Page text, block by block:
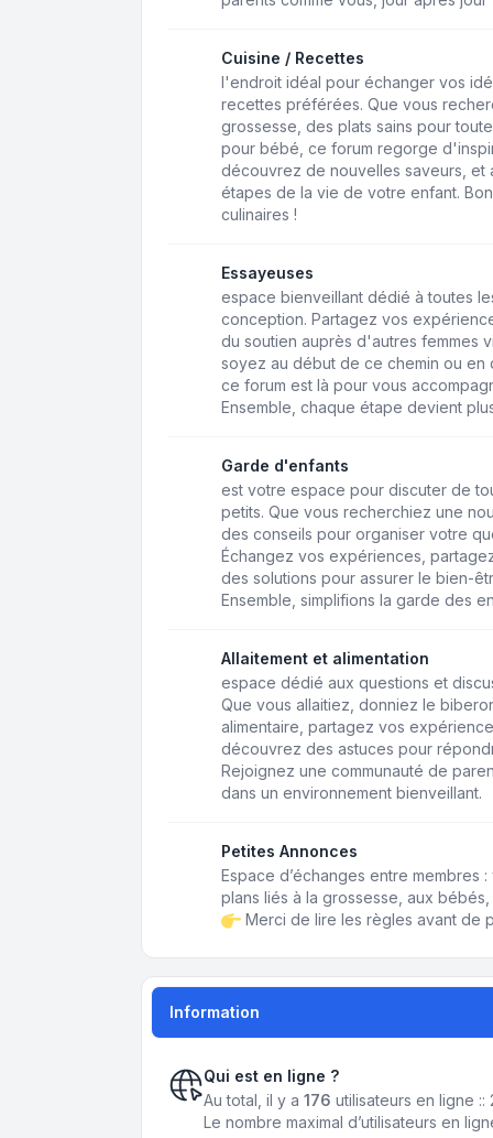
Cuisine / Recettes
l'endroit idéal pour échanger vos
recettes préférées. Que vous
grossesse, des plats sains pour
pour bébé, ce forum regorge
découvrez de nouvelles saveurs, et
étapes de la vie de votre enfant.
culinaires !
Essayeuses
espace bienveillant dédié à toutes
conception. Partagez vos
du soutien auprès d'autres femmes
soyez au début de ce chemin ou
ce forum est là pour vous
Ensemble, chaque étape devient
Garde d'enfants
est votre espace pour discuter de
petits. Que vous recherchiez une
des conseils pour organiser votre
Échangez vos expériences,
des solutions pour assurer le bien-
Ensemble, simplifions la garde des
Allaitement et alimentation
espace dédié aux questions et
Que vous allaitiez, donniez le
alimentaire, partagez vos
découvrez des astuces pour
Rejoignez une communauté de
dans un environnement bienveillant.
Petites Annonces
Espace d’échanges entre membres
plans liés à la grossesse, aux
Merci de lire les règles avant de
Information
Qui est en ligne ?
Au total, il y a 176 utilisateurs en ligne
Le nombre maximal d’utilisateurs en